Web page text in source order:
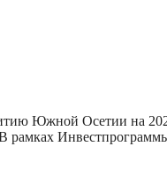
Южной Осетии на
рамках